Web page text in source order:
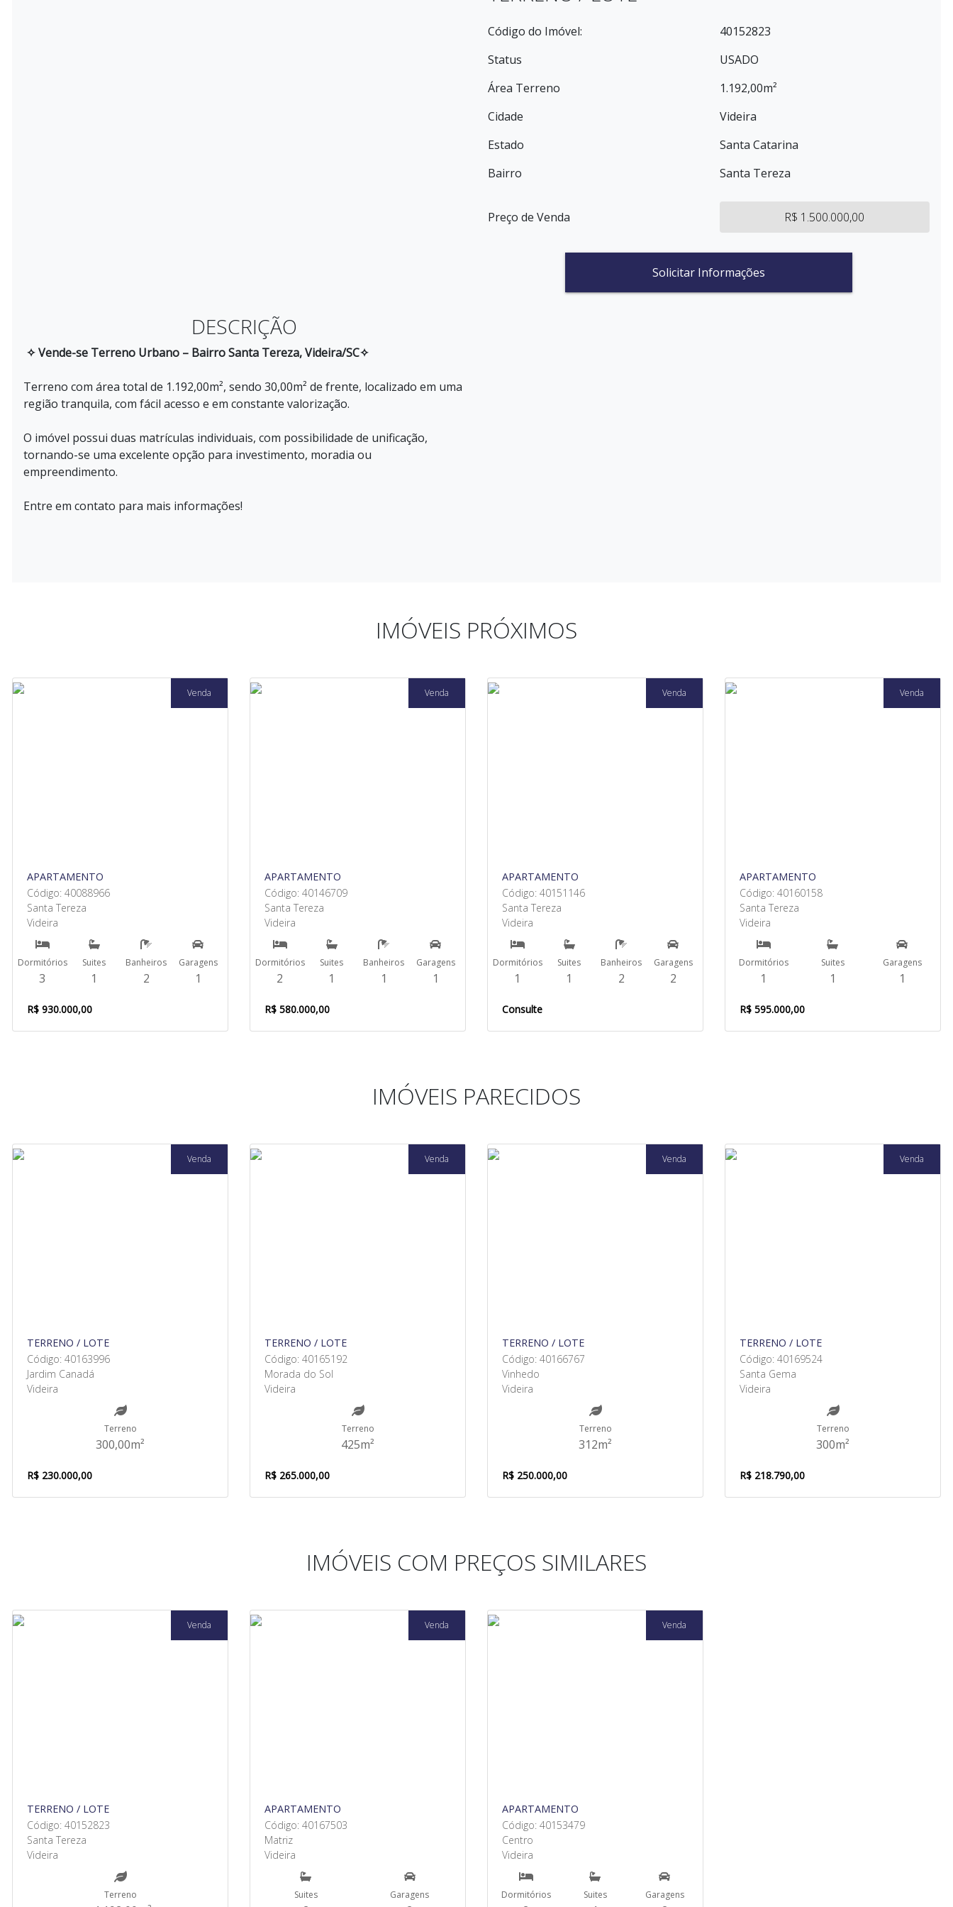
Código do Imóvel:
40152823
Status
USADO
Área Terreno
1.192,00m²
Cidade
Videira
Estado
Santa Catarina
Bairro
Santa Tereza
Preço de Venda R$ 1.500.000,00
Solicitar Informações
DESCRIÇÃO
✧ Vende-se Terreno Urbano – Bairro Santa Tereza, Videira/SC✧
Terreno com área total de 1.192,00m², sendo 30,00m² de frente, localizado em uma
região tranquila, com fácil acesso e em constante valorização.
O imóvel possui duas matrículas individuais, com possibilidade de unificação,
tornando-se uma excelente opção para investimento, moradia ou
empreendimento.
Entre em contato para mais informações!
IMÓVEIS PRÓXIMOS
Venda
APARTAMENTO
Código: 40088966
Santa Tereza
Videira
Dormitórios
3
Suites
1
Banheiros
2
Garagens
1
R$ 930.000,00
Venda
APARTAMENTO
Código: 40146709
Santa Tereza
Videira
Dormitórios
2
Suites
1
Banheiros
1
Garagens
1
R$ 580.000,00
Venda
APARTAMENTO
Código: 40151146
Santa Tereza
Videira
Dormitórios
1
Suites
1
Banheiros
2
Garagens
2
Consulte
Venda
APARTAMENTO
Código: 40160158
Santa Tereza
Videira
Dormitórios
1
Suites
1
Garagens
1
R$ 595.000,00
IMÓVEIS PARECIDOS
Venda
TERRENO / LOTE
Código: 40163996
Jardim Canadá
Videira
Terreno
300,00m²
R$ 230.000,00
Venda
TERRENO / LOTE
Código: 40165192
Morada do Sol
Videira
Terreno
425m²
R$ 265.000,00
Venda
TERRENO / LOTE
Código: 40166767
Vinhedo
Videira
Terreno
312m²
R$ 250.000,00
Venda
TERRENO / LOTE
Código: 40169524
Santa Gema
Videira
Terreno
300m²
R$ 218.790,00
IMÓVEIS COM PREÇOS SIMILARES
Venda
TERRENO / LOTE
Código: 40152823
Santa Tereza
Videira
Terreno
Venda
APARTAMENTO
Código: 40167503
Matriz
Videira
Suites Garagens
Venda
APARTAMENTO
Código: 40153479
Centro
Videira
Dormitórios Suites Garagens